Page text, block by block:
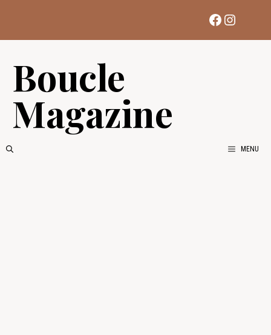
contenu
Facebook
Boucle
Magazine
MENU